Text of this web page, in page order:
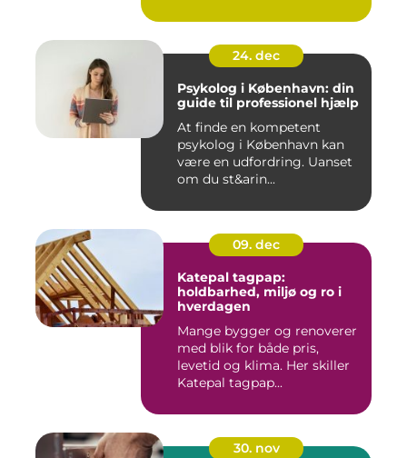
24. dec
Psykolog i København: din
guide til professionel hjælp
At finde en kompetent
psykolog i København kan
være en udfordring. Uanset
om du st&arin...
09. dec
Katepal tagpap:
holdbarhed, miljø og ro i
hverdagen
Mange bygger og renoverer
med blik for både pris,
levetid og klima. Her skiller
Katepal tagpap...
30. nov